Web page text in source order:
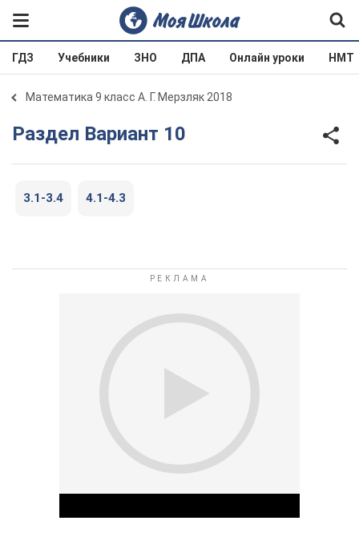
ГДЗ Учебники ЗНО ДПА Онлайн уроки НМТ
Математика 9 класс А. Г. Мерзляк 2018
Раздел Вариант 10
3.1-3.4 4.1-4.3